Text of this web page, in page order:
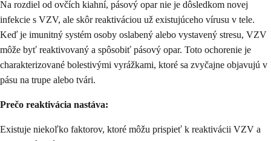
Na rozdiel od ovčích kiahní, pásový opar nie je dôsledkom novej
infekcie s VZV, ale skôr reaktiváciou už existujúceho vírusu v tele.
Keď je imunitný systém osoby oslabený alebo vystavený stresu, VZV
môže byť reaktivovaný a spôsobiť pásový opar. Toto ochorenie je
charakterizované bolestivými vyrážkami, ktoré sa zvyčajne objavujú v
pásu na trupe alebo tvári.
Prečo reaktivácia nastáva:
Existuje niekoľko faktorov, ktoré môžu prispieť k reaktivácii VZV a